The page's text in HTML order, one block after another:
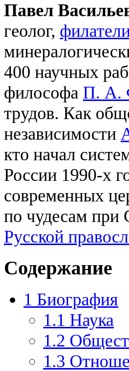
Павел
геолог,
400 научных
философа П. А.
трудов. Как
независимости
кто начал
России 1990-х
современных
по чудесам при
Русской
Содержание
1 Биография
1.1 Наука
1.2
1.3